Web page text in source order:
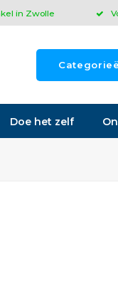
in Zwolle
Doe het zelf